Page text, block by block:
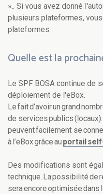
».. Si vous avez donné
plusieurs plateformes,
plateformes.
Quelle est la
Le SPF BOSA continue de
déploiement de l'eBox.
Le fait d’avoir un grand
de services publics
peuvent facilement se
à l’eBox grâce au portail
Des modifications sont
technique. La possibilité de
sera encore optimisée dans